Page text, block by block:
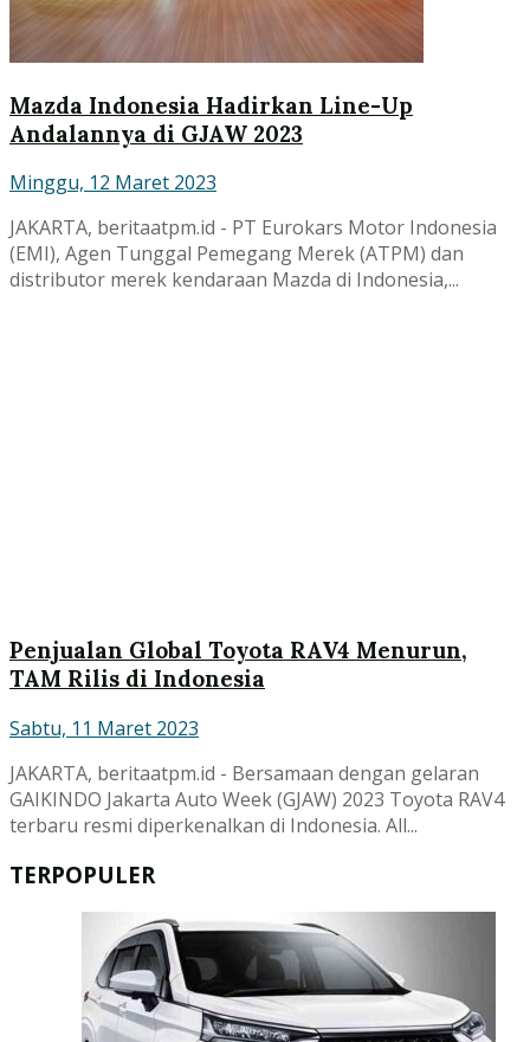
Mazda Indonesia Hadirkan Line-Up
Andalannya di GJAW 2023
Minggu, 12 Maret 2023
JAKARTA, beritaatpm.id - PT Eurokars Motor Indonesia
(EMI), Agen Tunggal Pemegang Merek (ATPM) dan
distributor merek kendaraan Mazda di Indonesia,...
Penjualan Global Toyota RAV4 Menurun,
TAM Rilis di Indonesia
Sabtu, 11 Maret 2023
JAKARTA, beritaatpm.id - Bersamaan dengan gelaran
GAIKINDO Jakarta Auto Week (GJAW) 2023 Toyota RAV4
terbaru resmi diperkenalkan di Indonesia. All...
TERPOPULER